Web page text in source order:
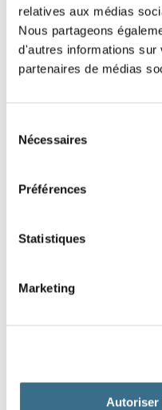
relatives aux médias
Nous partageons
d'autres informations sur
partenaires de médias
Nécessaires
Préférences
Statistiques
Marketing
Autoriser
5
8
4
6
7 5